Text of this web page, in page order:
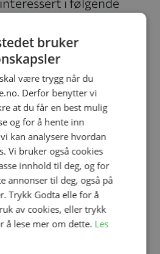
etterfølgeren til det
og det er nå 15 % lettere enn før.
barnesikkerhetsprodukter
foreldre. Cybex er en
med merkets innovative
priser for deres banebrytende
Cybexs omfattende utvalg av
er merkets DSF Innovation
av unik design, uovertruffen
funksjonalitet.
optimalisert
Et system som – i kombinasjon
bruker
være trygg når du
Derfor benytter vi
at du får en best mulig
og for å hente inn
kan analysere hvordan
Vi bruker også cookies
innhold til deg, og for
annonser til deg, også på
Trykk Godta elle for å
av cookies, eller trykk
å lese mer om dette. Les